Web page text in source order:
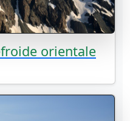
orientale